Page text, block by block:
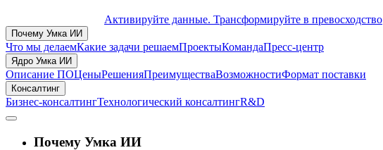
Активируйте данные. Трансформируйте в превосходство
Почему Умка ИИ
Что мы делаемКакие задачи решаемПроектыКомандаПресс-центр
Ядро Умка ИИ
Описание ПОЦеныРешенияПреимуществаВозможностиФормат поставки
Консалтинг
Бизнес-консалтингТехнологический консалтингR&D
Почему Умка ИИ